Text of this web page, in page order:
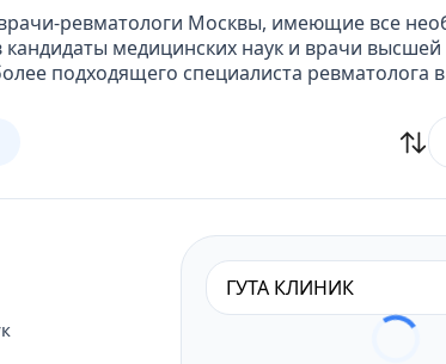
ревматологи Москвы, имеющие все
медицинских наук и врачи высшей
подходящего специалиста ревматолога
ГУТА КЛИНИК